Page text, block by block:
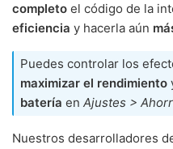
completo el código de la
eficiencia y hacerla aún
Puedes controlar los
maximizar el rendimiento
batería en Ajustes >
Nuestros desarrolladores